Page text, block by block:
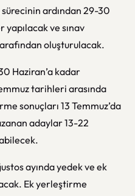
ardından 29-30
ve sınav
oluşturulacak.
Haziran’a kadar
tarihleri arasında
sonuçları 13 Temmuz’da
adaylar 13-22
ayında yedek ve ek
Ek yerleştirme